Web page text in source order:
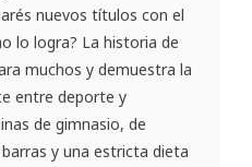
nuevos títulos con el
lo logra? La historia de
muchos y demuestra la
entre deporte y
de gimnasio, de
y una estricta dieta